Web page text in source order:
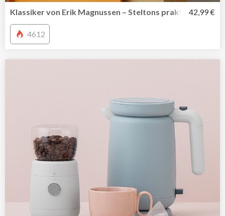
Klassiker von Erik Magnussen – Steltons praktische42,99 €
4612